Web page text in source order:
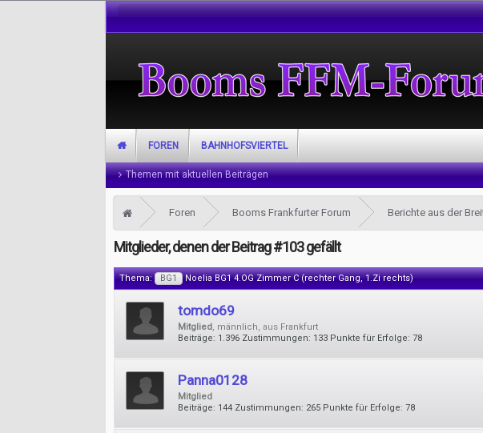
Foren Booms Frankfurter Forum Berichte aus der
Mitglieder, denen der Beitrag #103 gefällt
Thema: BG1 Noelia BG1 4.OG Zimmer C (rechter Gang, 1.Zi rechts)
tomdo69
Mitglied, männlich, aus Frankfurt
Beiträge: 1.396 Zustimmungen: 133 Punkte für Erfolge: 78
Panna0128
Mitglied
Beiträge: 144 Zustimmungen: 265 Punkte für Erfolge: 78
FOREN
Themen mit aktuellen Beiträgen
BAHNHOFSVIERTEL